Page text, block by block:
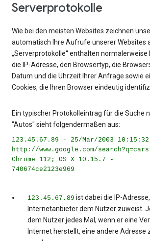
Serverprotokolle
Wie bei den meisten Websites zeichnen
automatisch Ihre Aufrufe unserer Websites
„Serverprotokolle“ enthalten normalerweise
die IP-Adresse, den Browsertyp, die
Datum und die Uhrzeit Ihrer Anfrage sowie
Cookies, die Ihren Browser eindeutig
Ein typischer Protokolleintrag für die Suche
"Autos" sieht folgendermaßen aus:
123.45.67.89 - 25/Mar/2003
http://www.google.com/
Chrome 112; OS X 10.15.7 -
740674ce2123e969
123.45.67.89 ist dabei die IP-
Internetanbieter dem Nutzer zuweist.
dem Nutzer jedes Mal, wenn er eine
Internet herstellt, eine andere Adresse